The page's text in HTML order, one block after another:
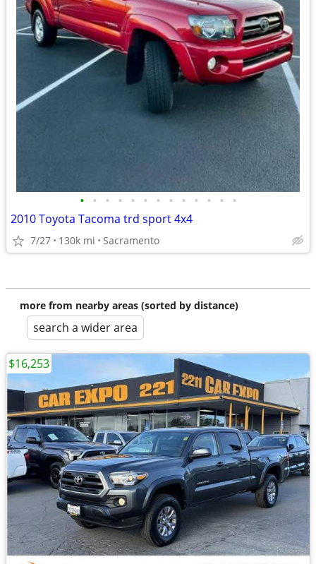
• • • • • • • • • • • • •
2010 Toyota Tacoma trd sport 4x4
7/27 130k mi Sacramento
more from nearby areas (sorted by distance)
search a wider area
$16,253